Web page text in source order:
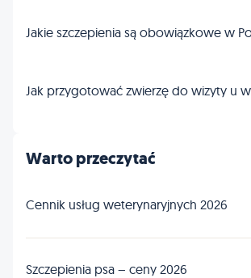
Jakie szczepienia są obowiązkowe w
Jak przygotować zwierzę do wizyty u
Warto przeczytać
Cennik usług weterynaryjnych 2026
Szczepienia psa – ceny 2026